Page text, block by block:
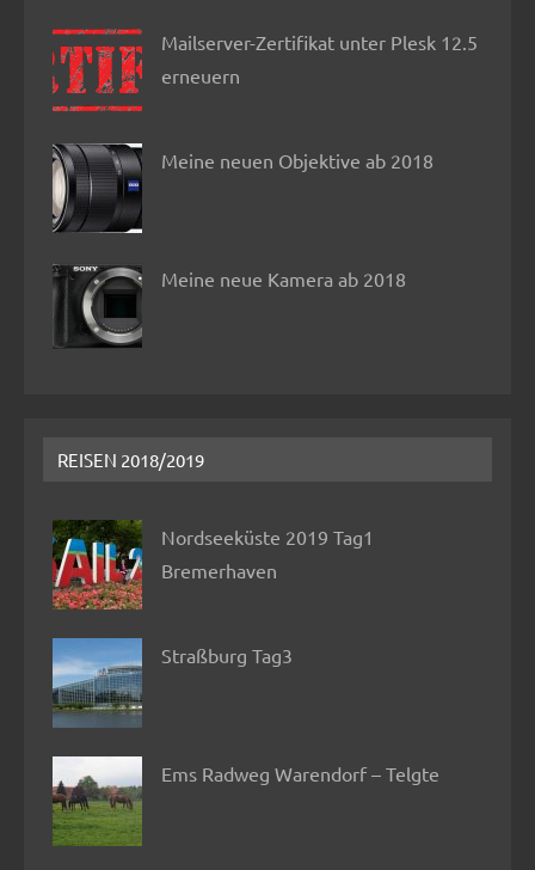
Mailserver-Zertifikat unter Plesk 12.5
erneuern
Meine neuen Objektive ab 2018
Meine neue Kamera ab 2018
REISEN 2018/2019
Nordseeküste 2019 Tag1
Bremerhaven
Straßburg Tag3
Ems Radweg Warendorf – Telgte